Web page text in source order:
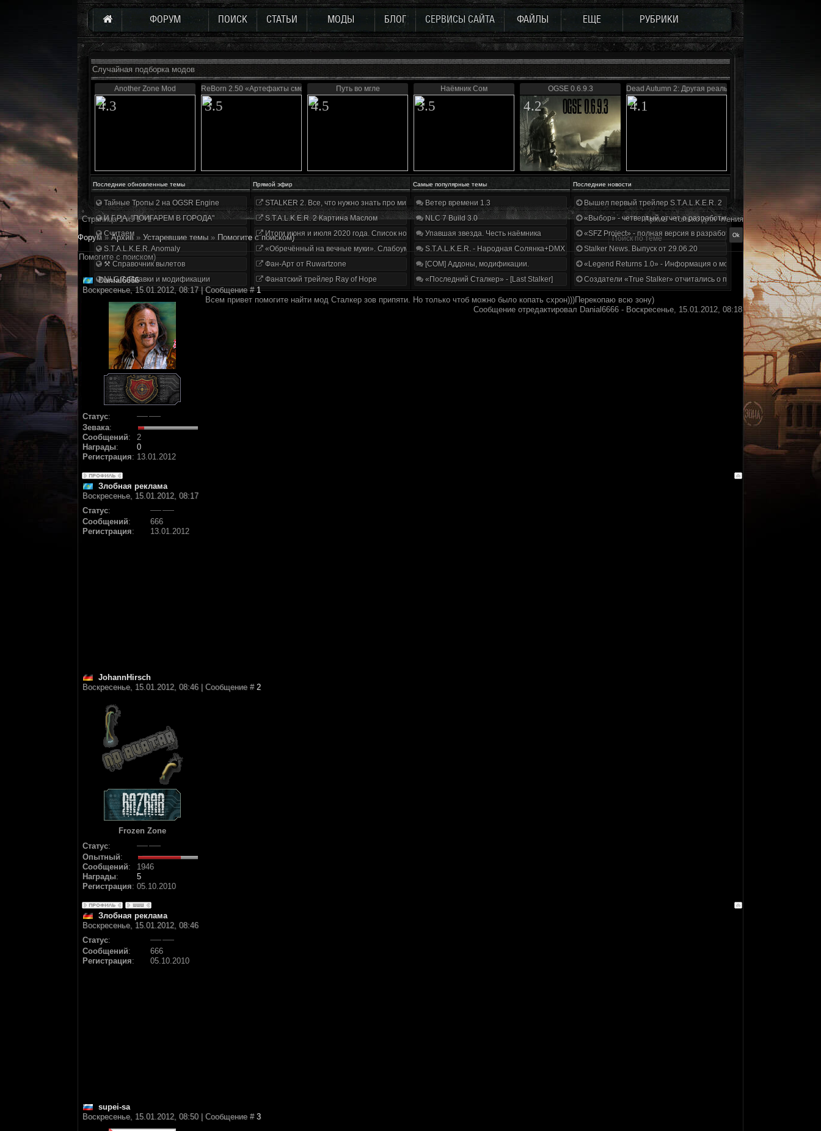
ФОРУМ ПОИСК СТАТЬИ МОДЫ БЛОГ СЕРВИСЫ САЙТА ФАЙЛЫ ЕЩЕ РУБРИКИ
Случайная подборка модов
Another Zone Mod
4.3
ReBorn 2.50 «Артефакты смерти»
3.5
Путь во мгле
4.5
Наёмник Сом
3.5
OGSE 0.6.9.3
4.2
Dead Autumn 2: Другая реальность
4.1
Последние обновленные темы Прямой эфир Самые популярные темы Последние новости
Тайные Тропы 2 на OGSR Engine
И.Г.Р.А. "ПОИГАРЕМ В ГОРОДА"
Считаем
S.T.A.L.K.E.R. Anomaly
⚒ Справочник вылетов
NLC 7. Правки и модификации
STALKER 2. Все, что нужно знать про мир, геймплей и сюжет | Разбор трейлера
S.T.A.L.K.E.R. 2 Картина Маслом
Итоги июня и июля 2020 года. Список нововведений
«Обречённый на вечные муки». Слабоумие и отвага
Фан-Арт от Ruwartzone
Фанатский трейлер Ray of Hope
Ветер времени 1.3
NLC 7 Build 3.0
Упавшая звезда. Честь наёмника
S.T.A.L.K.E.R. - Народная Солянка+DMX 1.3.5.ООП.МА.К.
[COM] Аддоны, модификации.
«Последний Сталкер» - [Last Stalker]
Вышел первый трейлер S.T.A.L.K.E.R. 2
«Выбор» - четвертый отчет о разработке!
«SFZ Project» - полная версия в разработке!
Stalker News. Выпуск от 29.06.20
«Legend Returns 1.0» - Информация о моде за июнь 2020
Создатели «True Stalker» отчитались о проделанной работе
Страница1из1 1
Архив - только для чтения
Форум » Архив » Устаревшие темы » Помогите с поиском)
Помогите с поиском)
Danial6666
Воскресенье, 15.01.2012, 08:17 | Сообщение #1
Статус:
Зевака:
Сообщений:
2
Награды:
0
Регистрация: 13.01.2012
Всем привет помогите найти мод Сталкер зов припяти. Но только чтоб можно было копать схрон)))Перекопаю всю зону)
Сообщение отредактировал Danial6666 - Воскресенье, 15.01.2012, 08:18
Злобная реклама
Воскресенье, 15.01.2012, 08:17
Статус:
Сообщений:
666
Регистрация: 13.01.2012
JohannHirsch
Воскресенье, 15.01.2012, 08:46 | Сообщение # 2
Frozen Zone
Статус:
Опытный:
Сообщений:
1946
Награды:
5
Регистрация: 05.10.2010
Злобная реклама
Воскресенье, 15.01.2012, 08:46
Статус:
Сообщений:
666
Регистрация: 05.10.2010
supei-sa
Воскресенье, 15.01.2012, 08:50 | Сообщение # 3